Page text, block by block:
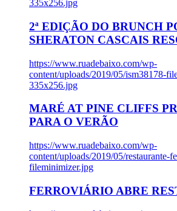
335x256.jpg
2ª EDIÇÃO DO BRUNCH
SHERATON CASCAIS
https://www.ruadebaixo.com/wp-
content/uploads/2019/05/ism38178-
335x256.jpg
MARÉ AT PINE CLIFFS
PARA O VERÃO
https://www.ruadebaixo.com/wp-
content/uploads/2019/05/restaurante-
fileminimizer.jpg
FERROVIÁRIO ABRE